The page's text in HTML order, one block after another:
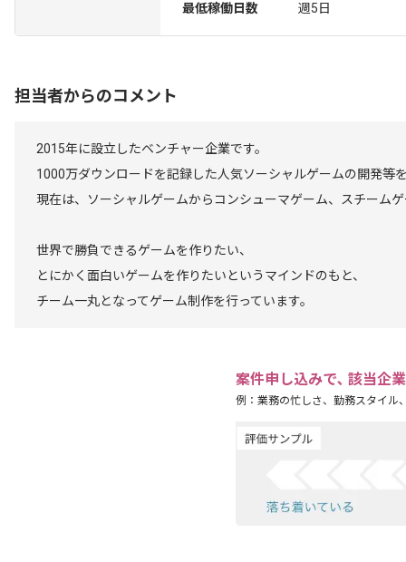
最低稼働日数
週5日
担当者からのコメント
2015年に設立したベンチャー企業です。
1000万ダウンロードを記録した人気ソーシャルゲームの開発等
現在は、ソーシャルゲームからコンシューマゲーム、スチーム
世界で勝負できるゲームを作りたい、
とにかく面白いゲームを作りたいというマインドのもと、
チーム一丸となってゲーム制作を行っています。
案件申し込みで､ 該当企
例：業務の忙しさ、勤務スタイル